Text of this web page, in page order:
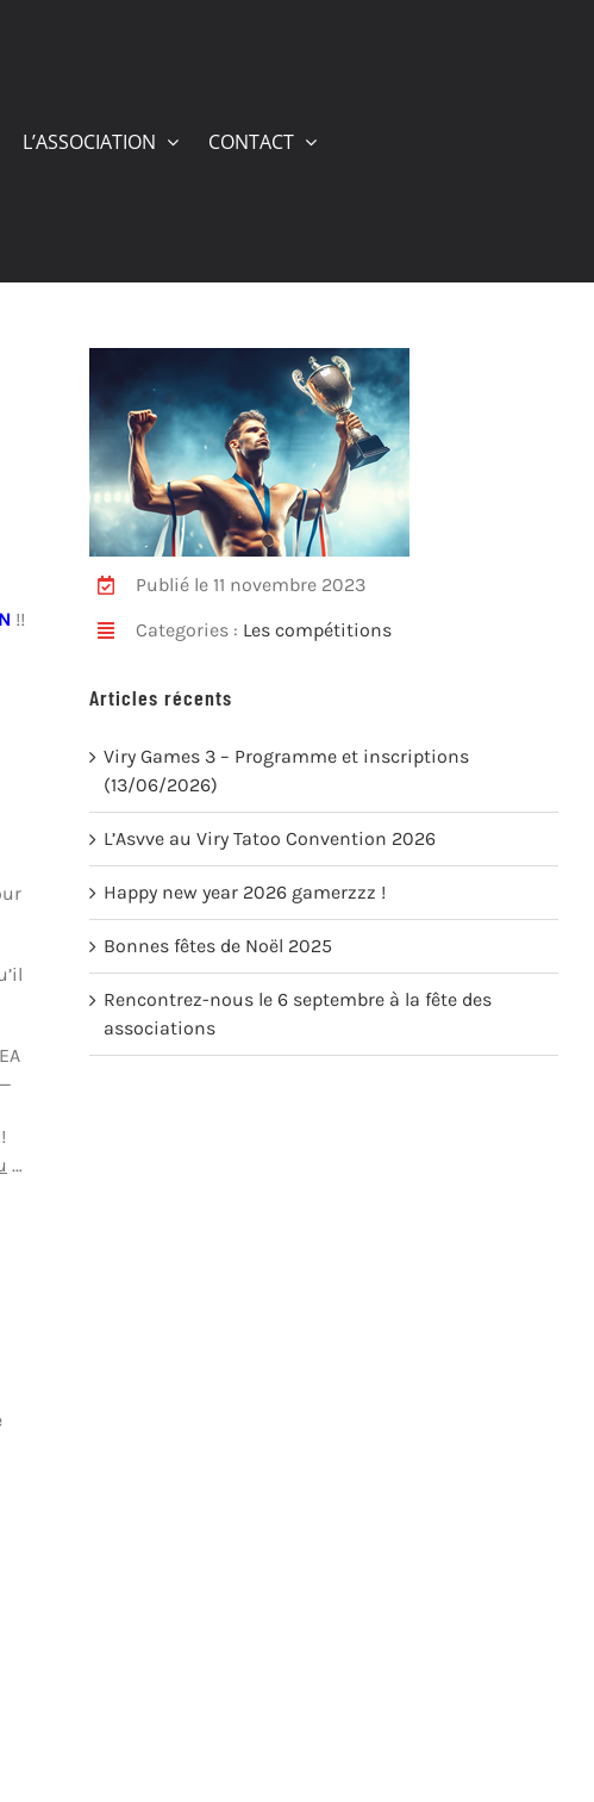
L’ASSOCIATION CONTACT
!!
…
Publié le 11 novembre 2023
Categories : Les compétitions
Articles récents
Viry Games 3 – Programme et inscriptions
(13/06/2026)
L’Asvve au Viry Tatoo Convention 2026
Happy new year 2026 gamerzzz !
Bonnes fêtes de Noël 2025
Rencontrez-nous le 6 septembre à la fête des
associations